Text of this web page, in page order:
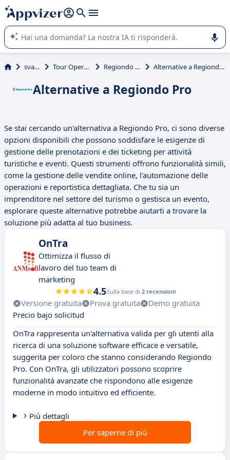
righe con
shift + enter
L'IA di Appvizer vi guida nell'utilizzo o nella scelta di un
software SaaS per la vostra azienda.
svago Tour Operator Regiondo Pro Alternative a Regiondo Pro
Alternative a Regiondo Pro
Se stai cercando un'alternativa a Regiondo Pro, ci sono diverse
opzioni disponibili che possono soddisfare le esigenze di
gestione delle prenotazioni e dei ticketing per attività
turistiche e eventi. Questi strumenti offrono funzionalità simili,
come la gestione delle vendite online, l'automazione delle
operazioni e reportistica dettagliata. Che tu sia un
imprenditore nel settore del turismo o gestisca un evento,
esplorare queste alternative potrebbe aiutarti a trovare la
soluzione più adatta al tuo business.
OnTra
Ottimizza il flusso di
lavoro del tuo team di
marketing
4.5Sulla base di 2 recensioni
Versione gratuita Prova gratuita
Demo gratuita
Precio bajo solicitud
OnTra rappresenta un'alternativa valida per gli utenti alla
ricerca di una soluzione software efficace e versatile,
suggerita per coloro che stanno considerando Regiondo
Pro. Con OnTra, gli utilizzatori possono scoprire
funzionalità avanzate che rispondono alle esigenze
moderne in modo intuitivo ed efficiente.
Più dettagli
Per saperne di più